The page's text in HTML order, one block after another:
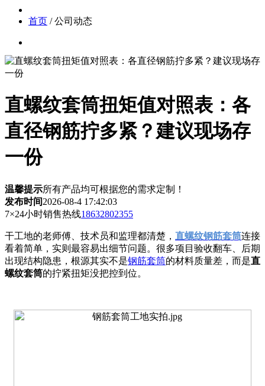
首页 / 公司动态
直螺纹套筒扭矩值对照表：各
直径钢筋拧多紧？建议现场存
一份
温馨提示所有产品均可根据您的需求定制！
发布时间2026-08-4 17:42:03
7×24小时销售热线18632802355
干工地的老师傅、技术员和监理都清楚， 直螺纹钢筋套筒连接
看着简单，实则最容易出细节问题。很多项目验收翻车、后期
出现结构隐患，根源其实不是钢筋套筒的材料质量差，而是直
螺纹套筒的拧紧扭矩没把控到位。